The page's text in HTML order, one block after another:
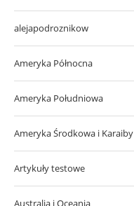
alejapodroznikow
Ameryka Północna
Ameryka Południowa
Ameryka Środkowa i Karaiby
Artykuły testowe
Australia i Oceania